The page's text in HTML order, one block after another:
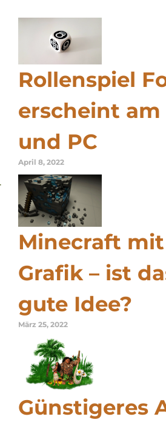
Rollenspiel
erscheint am
und PC
April 8, 2022
Minecraft
Grafik – ist
gute Idee?
März 25, 2022
Günstigeres